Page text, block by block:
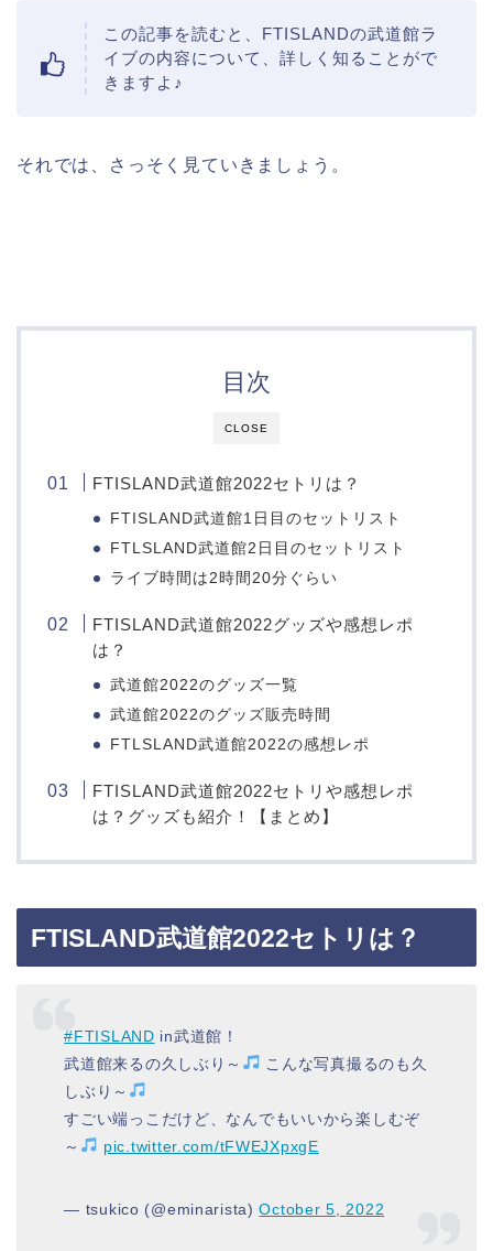
この記事を読むと、FTISLANDの武道館ラ
イブの内容について、詳しく知ることがで
きますよ♪
それでは、さっそく見ていきましょう。
CLOSE
目次
FTISLAND武道館2022セトリは？
FTISLAND武道館1日目のセットリスト
FTLSLAND武道館2日目のセットリスト
ライブ時間は2時間20分ぐらい
FTISLAND武道館2022グッズや感想レポ
は？
武道館2022のグッズ一覧
武道館2022のグッズ販売時間
FTLSLAND武道館2022の感想レポ
FTISLAND武道館2022セトリや感想レポ
は？グッズも紹介！【まとめ】
FTISLAND武道館2022セトリは？
#FTISLAND in武道館！
武道館来るの久しぶり～
こんな写真撮るのも久
しぶり～
すごい端っこだけど、なんでもいいから楽しむぞ
～
pic.twitter.com/tFWEJXpxgE
— tsukico (@eminarista)October 5, 2022